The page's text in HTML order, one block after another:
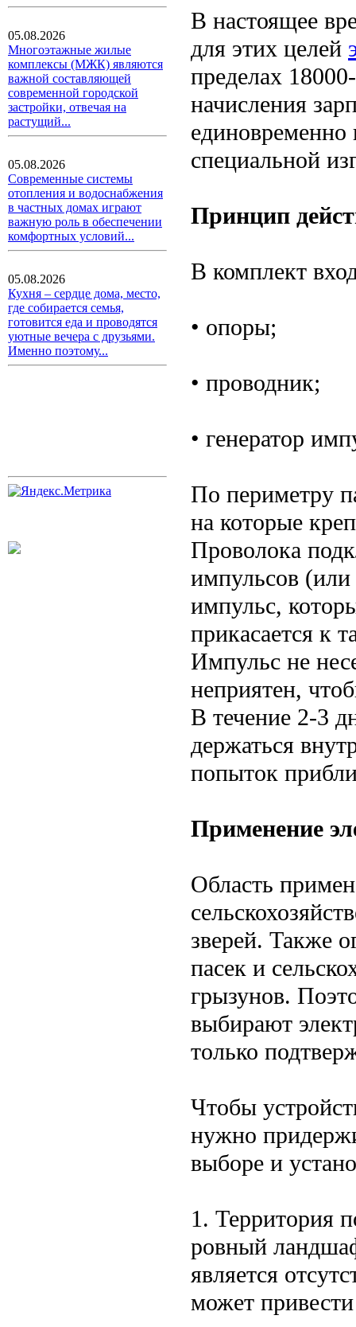
05.08.2026
Многоэтажные жилые
комплексы (МЖК) являются
важной составляющей
современной городской
застройки, отвечая на
растущий...
05.08.2026
Современные системы
отопления и водоснабжения
в частных домах играют
важную роль в обеспечении
комфортных условий...
05.08.2026
Кухня – сердце дома, место,
где собирается семья,
готовится еда и проводятся
уютные вечера с друзьями.
Именно поэтому...
В настоящее
для этих целей
пределах
начисления
единовременно
специальной
Принцип
В комплект
• опоры;
• проводник;
• генератор
По периметру
на которые
Проволока
импульсов (или
импульс,
прикасается к
Импульс не
неприятен,
В течение 2-3
держаться
попыток
Применение
Область
зверей. Также
пасек и
грызунов.
выбирают
только
Чтобы
нужно
выборе и
1. Территория
ровный
является
может